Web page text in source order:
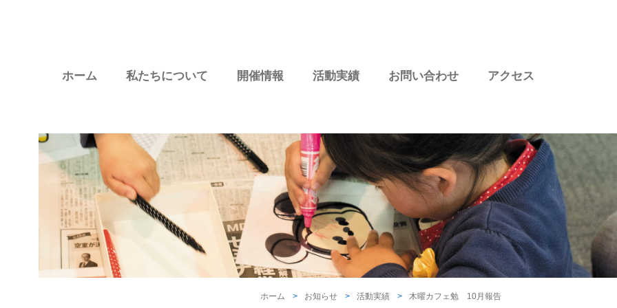
ホーム 私たちについて 開催情報 活動実績 お問い合わせ アクセス
ホーム お知らせ 活動実績 木曜カフェ勉 10月報告